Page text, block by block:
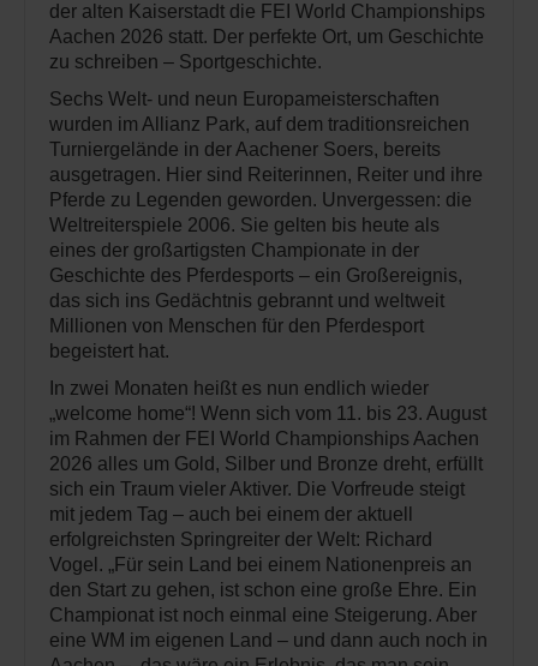
der alten Kaiserstadt die FEI World Championships
Aachen 2026 statt. Der perfekte Ort, um Geschichte
zu schreiben – Sportgeschichte.
Sechs Welt- und neun Europameisterschaften
wurden im Allianz Park, auf dem traditionsreichen
Turniergelände in der Aachener Soers, bereits
ausgetragen. Hier sind Reiterinnen, Reiter und ihre
Pferde zu Legenden geworden. Unvergessen: die
Weltreiterspiele 2006. Sie gelten bis heute als
eines der großartigsten Championate in der
Geschichte des Pferdesports – ein Großereignis,
das sich ins Gedächtnis gebrannt und weltweit
Millionen von Menschen für den Pferdesport
begeistert hat.
In zwei Monaten heißt es nun endlich wieder
„welcome home“! Wenn sich vom 11. bis 23. August
im Rahmen der FEI World Championships Aachen
2026 alles um Gold, Silber und Bronze dreht, erfüllt
sich ein Traum vieler Aktiver. Die Vorfreude steigt
mit jedem Tag – auch bei einem der aktuell
erfolgreichsten Springreiter der Welt: Richard
Vogel. „Für sein Land bei einem Nationenpreis an
den Start zu gehen, ist schon eine große Ehre. Ein
Championat ist noch einmal eine Steigerung. Aber
eine WM im eigenen Land – und dann auch noch in